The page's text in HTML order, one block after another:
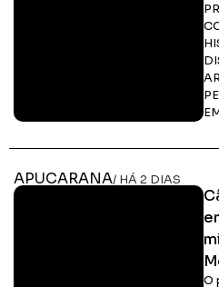
APUCARANA/ HÁ 2 DIAS
O